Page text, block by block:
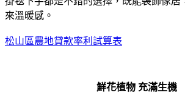
來溫暖感。
松山區農地貸款率利試算表
鮮花植物 充滿生機